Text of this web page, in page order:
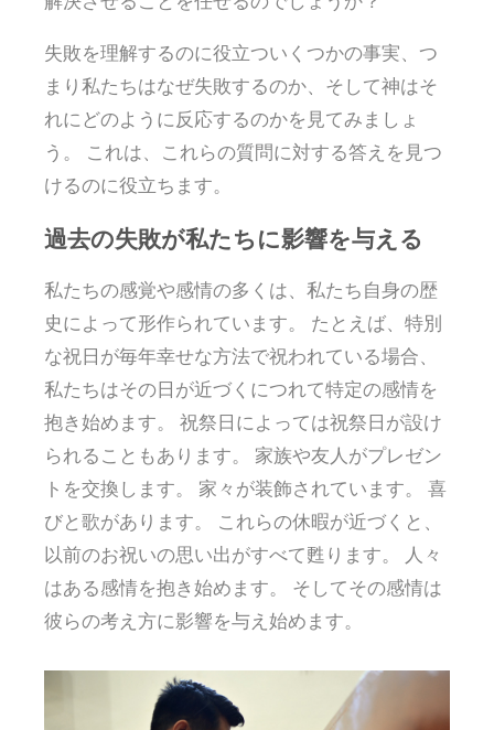
失敗を理解するのに役立ついくつかの事実、つ
まり私たちはなぜ失敗するのか、そして神はそ
れにどのように反応するのかを見てみましょ
う。 これは、これらの質問に対する答えを見つ
けるのに役立ちます。
過去の失敗が私たちに影響を与える
私たちの感覚や感情の多くは、私たち自身の歴
史によって形作られています。 たとえば、特別
な祝日が毎年幸せな方法で祝われている場合、
私たちはその日が近づくにつれて特定の感情を
抱き始めます。 祝祭日によっては祝祭日が設け
られることもあります。 家族や友人がプレゼン
トを交換します。 家々が装飾されています。 喜
びと歌があります。 これらの休暇が近づくと、
以前のお祝いの思い出がすべて甦ります。 人々
はある感情を抱き始めます。 そしてその感情は
彼らの考え方に影響を与え始めます。